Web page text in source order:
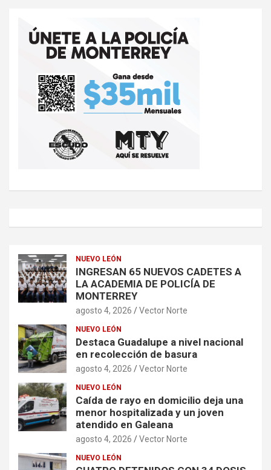
NUEVO LEÓN
INGRESAN 65 NUEVOS CADETES A
LA ACADEMIA DE POLICÍA DE
MONTERREY
agosto 4, 2026 Vector Norte
NUEVO LEÓN
Destaca Guadalupe a nivel nacional
en recolección de basura
agosto 4, 2026 Vector Norte
NUEVO LEÓN
Caída de rayo en domicilio deja una
menor hospitalizada y un joven
atendido en Galeana
agosto 4, 2026 Vector Norte
NUEVO LEÓN